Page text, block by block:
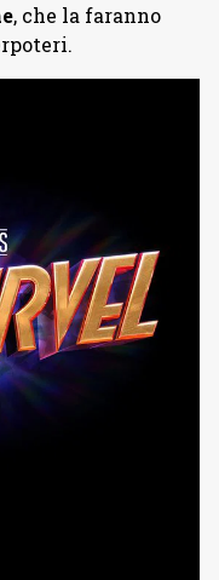
, che la faranno